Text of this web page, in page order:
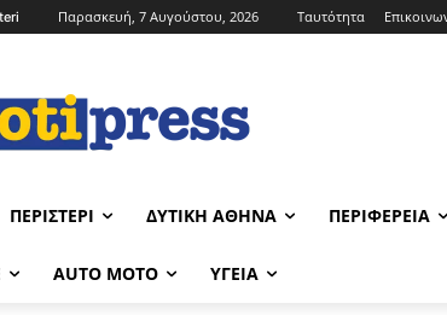
Παρασκευή, 7 Αυγούστου, 2026 Ταυτότητα
ΠΕΡΙΣΤΈΡΙ ΔΥΤΙΚΉ ΑΘΉΝΑ ΠΕΡΙΦΈΡΕΙΑ
AUTO MOTO ΥΓΕΊΑ